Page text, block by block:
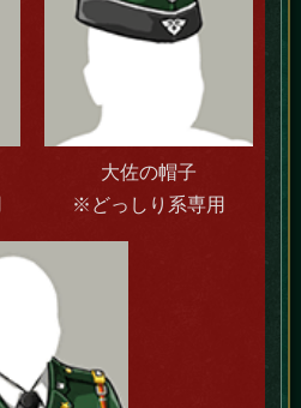
大佐の帽子
※どっしり系専用